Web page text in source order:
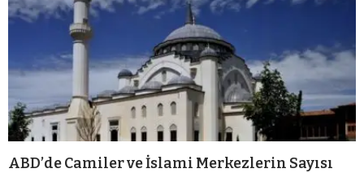
ABD’de Camiler ve İslami Merkezlerin Sayısı